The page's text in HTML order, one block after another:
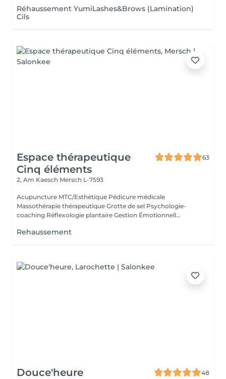
Réhaussement YumiLashes&Brows (Lamination)
Cils
Espace thérapeutique
Cinq éléments
63
2, Am Kaesch Mersch L-7593
Acupuncture MTC/Esthétique Pédicure médicale
Massothérapie thérapeutique Grotte de sel Psychologie-
coaching Réflexologie plantaire Gestion Émotionnell...
Rehaussement
Douce'heure
48